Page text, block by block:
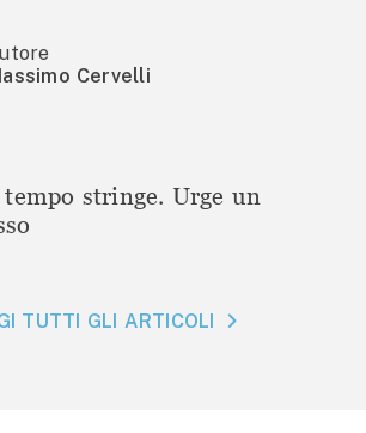
Cervelli
stringe. Urge un
TUTTI GLI ARTICOLI